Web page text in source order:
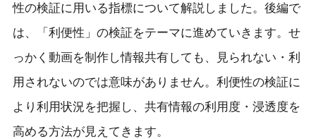
性の検証に用いる指標について解説しました。後編で
は、「利便性」の検証をテーマに進めていきます。せ
っかく動画を制作し情報共有しても、見られない・利
用されないのでは意味がありません。利便性の検証に
より利用状況を把握し、共有情報の利用度・浸透度を
高める方法が見えてきます。